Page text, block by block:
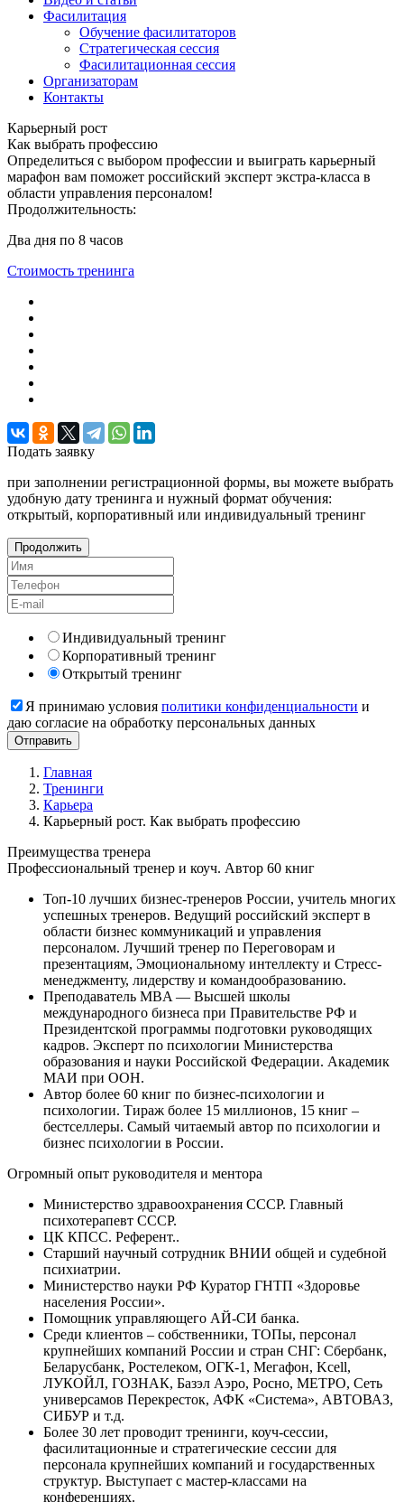
Фасилитация
Обучение фасилитаторов
Стратегическая сессия
Фасилитационная сессия
Организаторам
Контакты
Карьерный рост
Как выбрать профессию
Определиться с выбором профессии и выиграть карьерный
марафон вам поможет российский эксперт экстра-класса в
области управления персоналом!
Продолжительность:
Два дня по 8 часов
Стоимость тренинга
Подать заявку
при заполнении регистрационной формы, вы можете выбрать
удобную дату тренинга и нужный формат обучения:
открытый, корпоративный или индивидуальный тренинг
Продолжить
Индивидуальный тренинг
Корпоративный тренинг
Открытый тренинг
Я принимаю условия политики конфиденциальности и
даю согласие на обработку персональных данных
Главная
Тренинги
Карьера
Карьерный рост. Как выбрать профессию
Преимущества тренера
Профессиональный тренер и коуч. Автор 60 книг
Топ-10 лучших бизнес-тренеров России, учитель многих
успешных тренеров. Ведущий российский эксперт в
области бизнес коммуникаций и управления
персоналом. Лучший тренер по Переговорам и
презентациям, Эмоциональному интеллекту и Стресс-
менеджменту, лидерству и командообразованию.
Преподаватель MBA — Высшей школы
международного бизнеса при Правительстве РФ и
Президентской программы подготовки руководящих
кадров. Эксперт по психологии Министерства
образования и науки Российской Федерации. Академик
МАИ при ООН.
Автор более 60 книг по бизнес-психологии и
психологии. Тираж более 15 миллионов, 15 книг –
бестселлеры. Самый читаемый автор по психологии и
бизнес психологии в России.
Огромный опыт руководителя и ментора
Министерство здравоохранения СССР. Главный
психотерапевт СССР.
ЦК КПСС. Референт..
Старший научный сотрудник ВНИИ общей и судебной
психиатрии.
Министерство науки РФ Куратор ГНТП «Здоровье
населения России».
Помощник управляющего АЙ-СИ банка.
Среди клиентов – собственники, ТОПы, персонал
крупнейших компаний России и стран СНГ: Сбербанк,
Беларусбанк, Ростелеком, ОГК-1, Мегафон, Kcell,
ЛУКОЙЛ, ГОЗНАК, Базэл Аэро, Росно, МЕТРО, Сеть
универсамов Перекресток, АФК «Система», АВТОВАЗ,
СИБУР и т.д.
Более 30 лет проводит тренинги, коуч-сессии,
фасилитационные и стратегические сессии для
персонала крупнейших компаний и государственных
структур. Выступает с мастер-классами на
конференциях.